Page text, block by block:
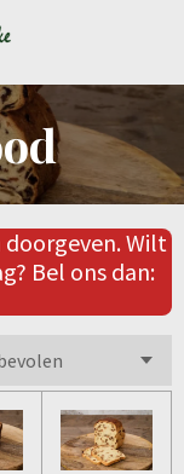
Wilt
Bel ons dan: